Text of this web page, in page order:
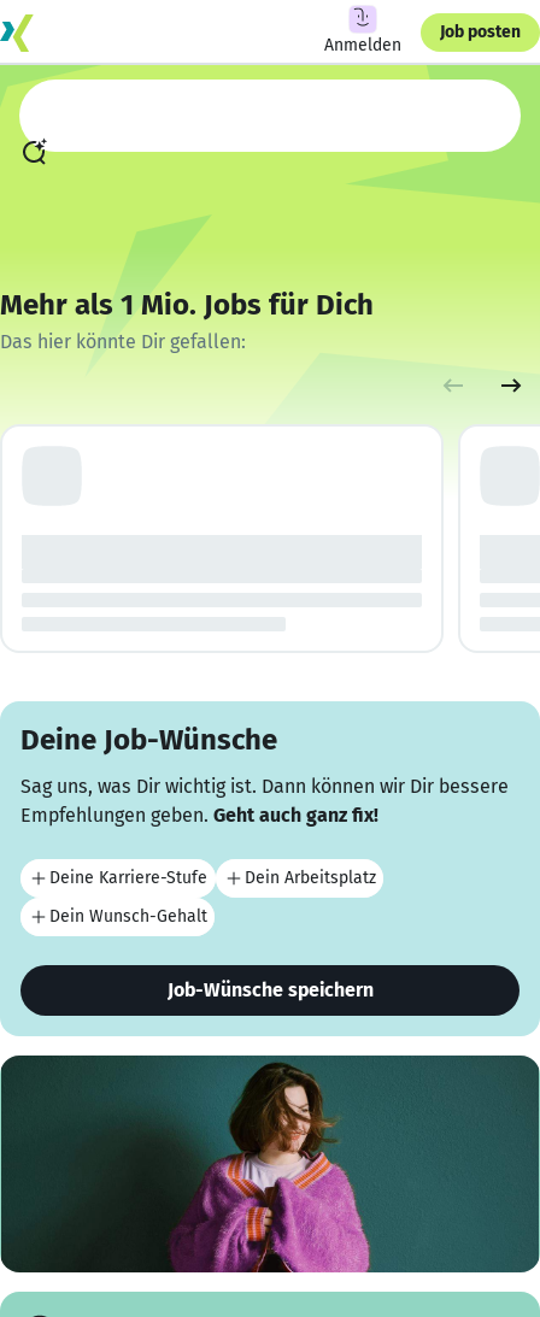
Anmelden
Job posten
Mehr als 1 Mio. Jobs für Dich
Das hier könnte Dir gefallen:
Deine Job-Wünsche
Sag uns, was Dir wichtig ist. Dann können wir Dir bessere
Empfehlungen geben. Geht auch ganz fix!
Deine Karriere-Stufe
Dein Arbeitsplatz
Dein Wunsch-Gehalt
Job-Wünsche speichern